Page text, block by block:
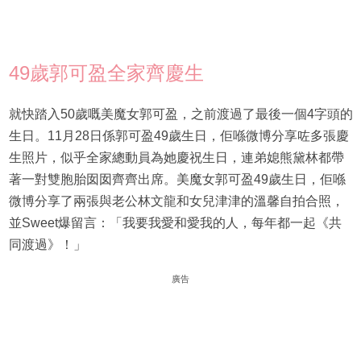
49歲郭可盈全家齊慶生
就快踏入50歲嘅美魔女郭可盈，之前渡過了最後一個4字頭的
生日。11月28日係郭可盈49歲生日，佢喺微博分享咗多張慶
生照片，似乎全家總動員為她慶祝生日，連弟媳熊黛林都帶
著一對雙胞胎囡囡齊齊出席。美魔女郭可盈49歲生日，佢喺
微博分享了兩張與老公林文龍和女兒津津的溫馨自拍合照，
並Sweet爆留言：「我要我愛和愛我的人，每年都一起《共
同渡過》！」
廣告